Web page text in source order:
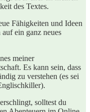
des Textes.
Fähigkeiten und Ideen
ein ganz neues
meiner
Es kann sein, dass
zu verstehen (es sei
solltest du